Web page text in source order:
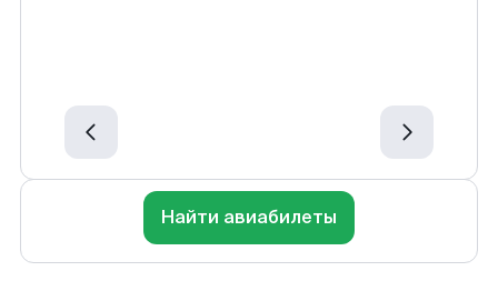
Найти авиабилеты